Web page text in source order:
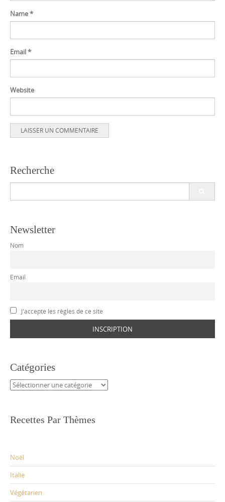
Name*
Email*
Website
Recherche
Newsletter
Nom
Email
J'accepte les règles de ce site
Catégories
Catégories
Recettes Par Thèmes
Noël
Italie
Végétarien